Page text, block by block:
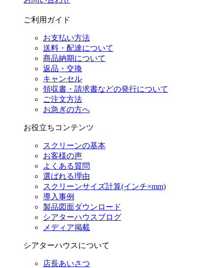
ご利用ガイド
お支払い方法
送料・配達について
商品納期について
返品・交換
キャンセル
領収書・請求書などの発行について
ご注文方法
お急ぎの方へ
お役立ちコンテンツ
スクリーンの基本
お客様の声
よくある質問
選ばれる理由
スクリーンサイズ計算(インチ×mm)
導入事例
製品図面ダウンロード
シアターハウスブログ
メディア掲載
シアターハウスについて
店長あいさつ